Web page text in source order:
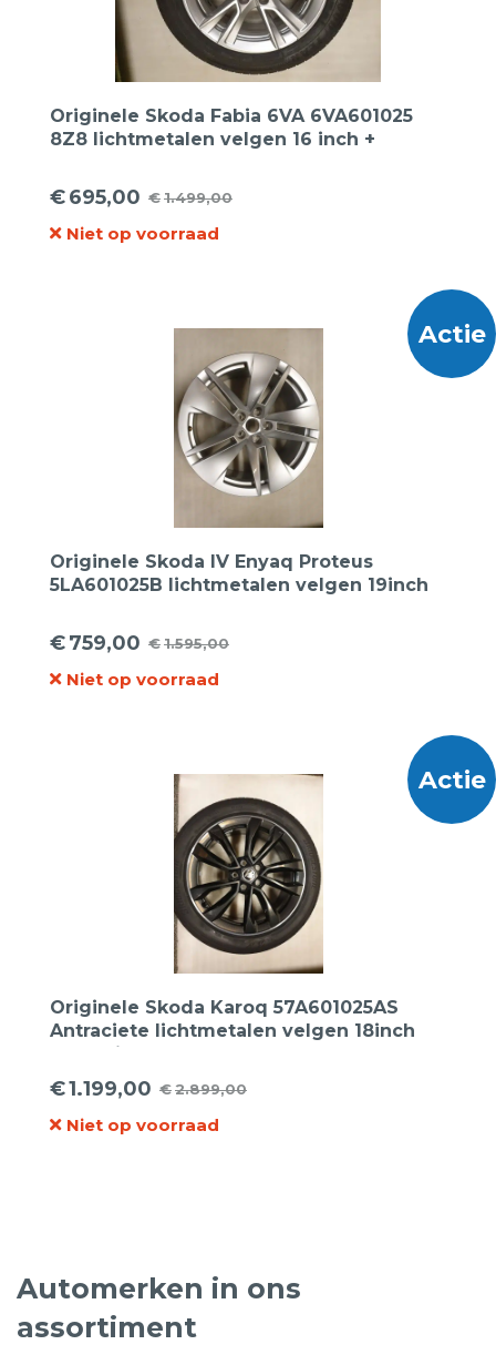
Originele Skoda Fabia 6VA 6VA601025
8Z8 lichtmetalen velgen 16 inch +
€1.499,00
Oorspronkelijke
prijs
€695,00
Huidige
prijs
Niet op voorraad
Actie
Originele Skoda IV Enyaq Proteus
5LA601025B lichtmetalen velgen 19inch
€1.595,00
Oorspronkelijke
prijs
€759,00
Huidige
prijs
Niet op voorraad
Actie
Originele Skoda Karoq 57A601025AS
Antraciete lichtmetalen velgen 18inch
met Bridgestoen 215 50 18 96W Turanza
Eco zomerbanden
€2.899,00
Oorspronkelijke
prijs
€1.199,00
Huidige
prijs
Niet op voorraad
Automerken in ons
assortiment